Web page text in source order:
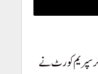
سپریم کورٹ نے